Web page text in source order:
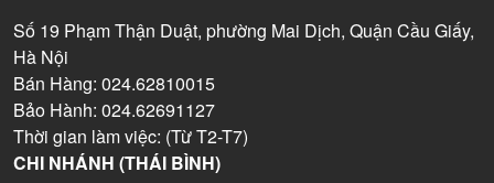
Số 19 Phạm Thận Duật, phường Mai Dịch, Quận Cầu Giấy,
Hà Nội
Bán Hàng: 024.62810015
Bảo Hành: 024.62691127
Thời gian làm việc: (Từ T2-T7)
CHI NHÁNH (THÁI BÌNH)